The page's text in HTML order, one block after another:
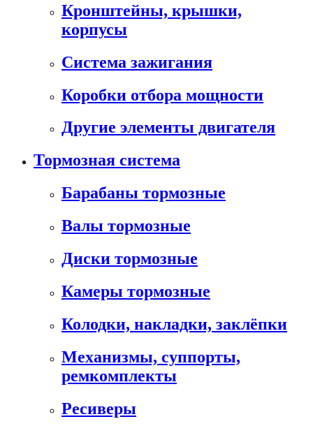
Кронштейны, крышки,
корпусы
Cистема зажигания
Коробки отбора мощности
Другие элементы двигателя
Тормозная система
Барабаны тормозные
Валы тормозные
Диски тормозные
Камеры тормозные
Колодки, накладки, заклёпки
Механизмы, суппорты,
ремкомплекты
Ресиверы